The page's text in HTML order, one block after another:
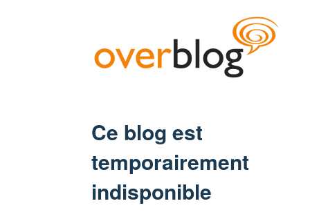
Ce blog est
temporairement
indisponible